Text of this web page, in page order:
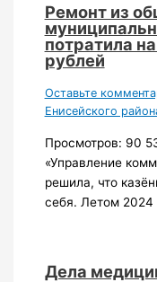
Ремонт из
потратила
рублей
Оставьте
Енисейского
Просмотров: 90
«Управление
решила, что
себя. Летом 2024
Дела